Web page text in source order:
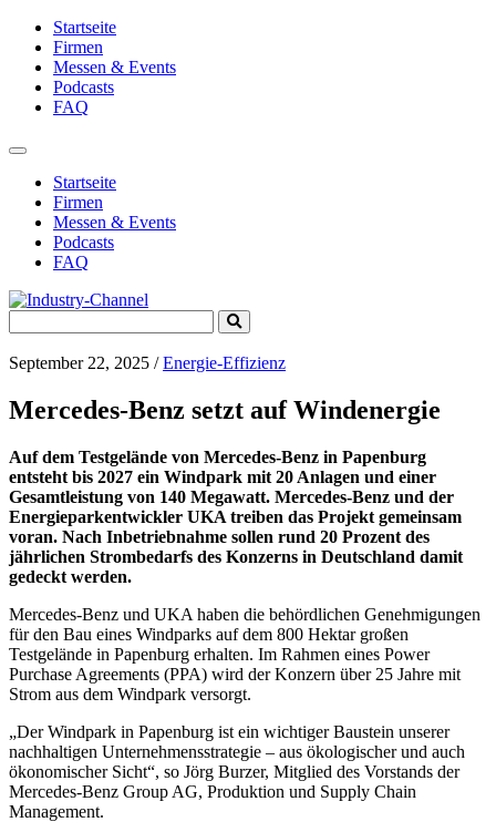
Startseite
Firmen
Messen & Events
Podcasts
FAQ
Toggle
navigationStartseite
Firmen
Messen & Events
Podcasts
FAQ
for:
Submit
Search
September 22, 2025 /Energie-Effizienz
Mercedes-Benz setzt auf Windenergie
Auf dem Testgelände von Mercedes-Benz in Papenburg
entsteht bis 2027 ein Windpark mit 20 Anlagen und einer
Gesamtleistung von 140 Megawatt. Mercedes-Benz und der
Energieparkentwickler UKA treiben das Projekt gemeinsam
voran. Nach Inbetriebnahme sollen rund 20 Prozent des
jährlichen Strombedarfs des Konzerns in Deutschland damit
gedeckt werden.
Mercedes-Benz und UKA haben die behördlichen Genehmigungen
für den Bau eines Windparks auf dem 800 Hektar großen
Testgelände in Papenburg erhalten. Im Rahmen eines Power
Purchase Agreements (PPA) wird der Konzern über 25 Jahre mit
Strom aus dem Windpark versorgt.
„Der Windpark in Papenburg ist ein wichtiger Baustein unserer
nachhaltigen Unternehmensstrategie – aus ökologischer und auch
ökonomischer Sicht“, so Jörg Burzer, Mitglied des Vorstands der
Mercedes-Benz Group AG, Produktion und Supply Chain
Management.